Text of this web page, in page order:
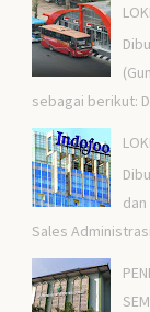
sebagai berikut:
Sales